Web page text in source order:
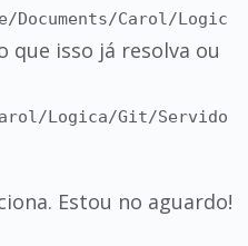
Carol/Logic
que isso já resolva ou
Logica/Git/Servido
Estou no aguardo!